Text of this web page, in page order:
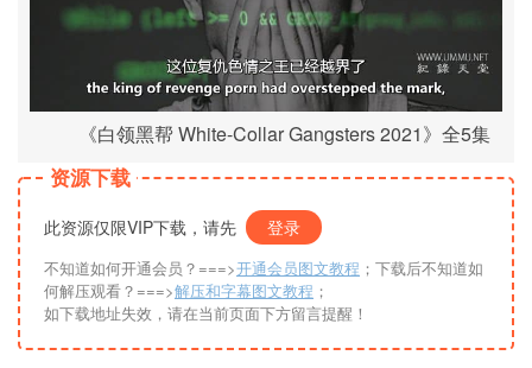
《白领黑帮 White-Collar Gangsters 2021》全5集
资源下载
此资源仅限VIP下载，请先 登录
不知道如何开通会员？===>开通会员图文教程 ；下载后不知道如
何解压观看？===>解压和字幕图文教程 ；
如下载地址失效，请在当前页面下方留言提醒！